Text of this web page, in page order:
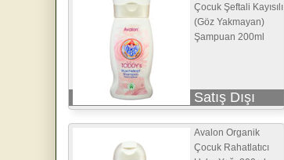
Çocuk Şeftali Kayısılı
(Göz Yakmayan)
Şampuan 200ml
Satış Dışı
Avalon Organik
Çocuk Rahatlatıcı